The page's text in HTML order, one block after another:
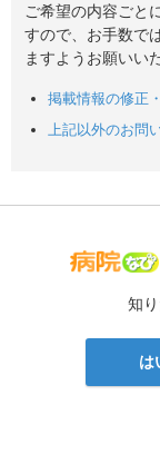
ご希望の内容ごと
すので、お手数で
ますようお願いい
掲載情報の修正
上記以外のお問
知
は